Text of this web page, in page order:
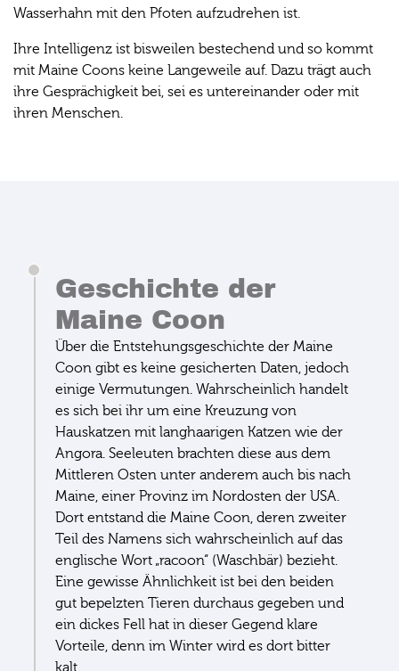
Wasserhahn mit den Pfoten aufzudrehen ist.
Ihre Intelligenz ist bisweilen bestechend und so kommt
mit Maine Coons keine Langeweile auf. Dazu trägt auch
ihre Gesprächigkeit bei, sei es untereinander oder mit
ihren Menschen.
Geschichte der
Maine Coon
Über die Entstehungsgeschichte der Maine
Coon gibt es keine gesicherten Daten, jedoch
einige Vermutungen. Wahrscheinlich handelt
es sich bei ihr um eine Kreuzung von
Hauskatzen mit langhaarigen Katzen wie der
Angora. Seeleuten brachten diese aus dem
Mittleren Osten unter anderem auch bis nach
Maine, einer Provinz im Nordosten der USA.
Dort entstand die Maine Coon, deren zweiter
Teil des Namens sich wahrscheinlich auf das
englische Wort „racoon“ (Waschbär) bezieht.
Eine gewisse Ähnlichkeit ist bei den beiden
gut bepelzten Tieren durchaus gegeben und
ein dickes Fell hat in dieser Gegend klare
Vorteile, denn im Winter wird es dort bitter
kalt.